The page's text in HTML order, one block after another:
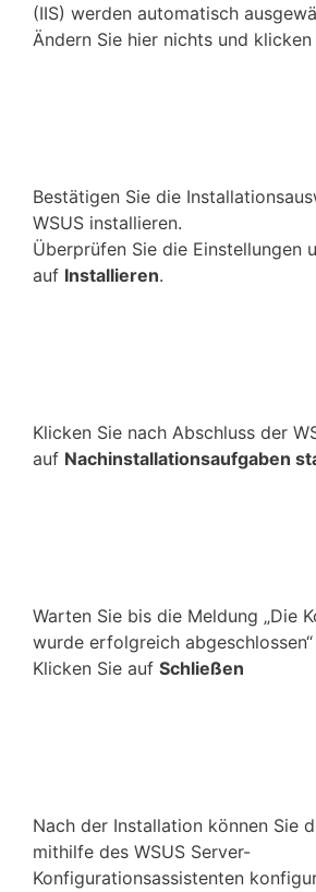
(IIS) werden automatisch
Ändern Sie hier nichts und klicken
Bestätigen Sie die
WSUS installieren.
Überprüfen Sie die Einstellungen
auf Installieren.
Klicken Sie nach Abschluss der
auf Nachinstallationsaufgaben
Warten Sie bis die Meldung „Die
wurde erfolgreich
Klicken Sie auf Schließen
Nach der Installation können Sie
mithilfe des WSUS Server-
Konfigurationsassistenten